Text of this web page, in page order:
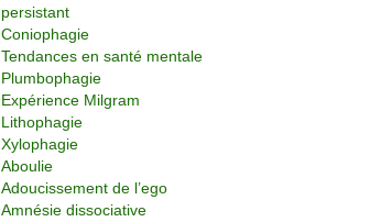
persistant
Coniophagie
Tendances en santé mentale
Plumbophagie
Expérience Milgram
Lithophagie
Xylophagie
Aboulie
Adoucissement de l’ego
Amnésie dissociative